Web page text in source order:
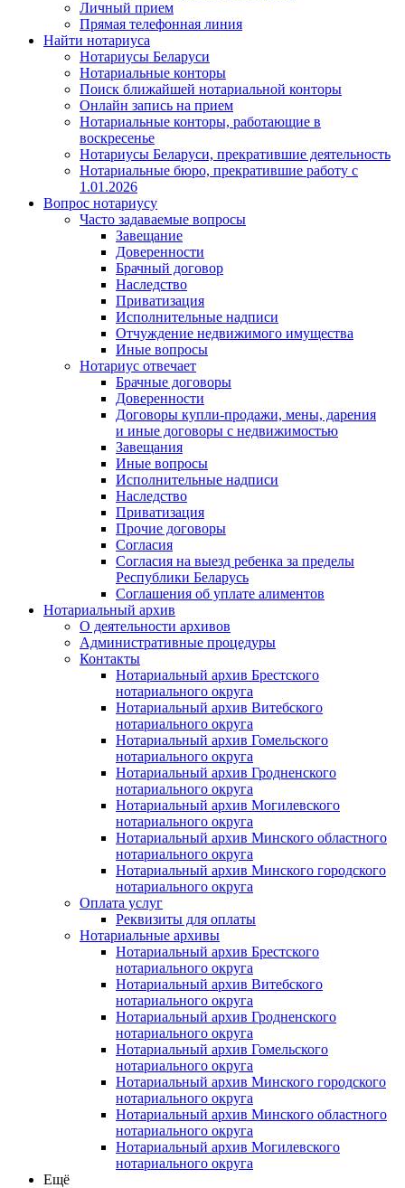
Личный прием
Прямая телефонная линия
Найти нотариуса
Нотариусы Беларуси
Нотариальные конторы
Поиск ближайшей нотариальной конторы
Онлайн запись на прием
Нотариальные конторы, работающие в
воскресенье
Нотариусы Беларуси, прекратившие деятельность
Нотариальные бюро, прекратившие работу с
1.01.2026
Вопрос нотариусу
Часто задаваемые вопросы
Завещание
Доверенности
Брачный договор
Наследство
Приватизация
Исполнительные надписи
Отчуждение недвижимого имущества
Иные вопросы
Нотариус отвечает
Брачные договоры
Доверенности
Договоры купли-продажи, мены, дарения
и иные договоры с недвижимостью
Завещания
Иные вопросы
Исполнительные надписи
Наследство
Приватизация
Прочие договоры
Согласия
Согласия на выезд ребенка за пределы
Республики Беларусь
Соглашения об уплате алиментов
Нотариальный архив
О деятельности архивов
Административные процедуры
Контакты
Нотариальный архив Брестского
нотариального округа
Нотариальный архив Витебского
нотариального округа
Нотариальный архив Гомельского
нотариального округа
Нотариальный архив Гродненского
нотариального округа
Нотариальный архив Могилевского
нотариального округа
Нотариальный архив Минского областного
нотариального округа
Нотариальный архив Минского городского
нотариального округа
Оплата услуг
Реквизиты для оплаты
Нотариальные архивы
Нотариальный архив Брестского
нотариального округа
Нотариальный архив Витебского
нотариального округа
Нотариальный архив Гродненского
нотариального округа
Нотариальный архив Гомельского
нотариального округа
Нотариальный архив Минского городского
нотариального округа
Нотариальный архив Минского областного
нотариального округа
Нотариальный архив Могилевского
нотариального округа
Ещё